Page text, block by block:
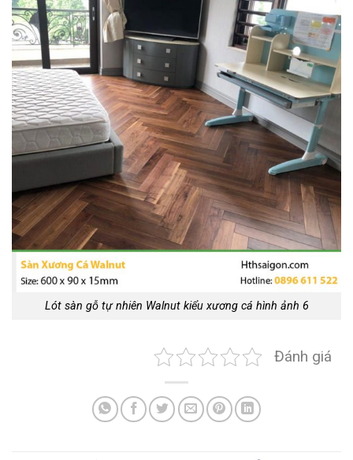
Lót sàn gỗ tự nhiên Walnut kiểu xương cá hình ảnh 6
Đánh giá